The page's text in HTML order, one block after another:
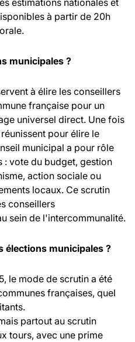
estimations nationales et
à partir de 20h
municipales ?
à élire les conseillers
française pour un
universel direct. Une fois
pour élire le
municipal a pour rôle
: vote du budget, gestion
action sociale ou
locaux. Ce scrutin
conseillers
sein de l'intercommunalité.
élections municipales ?
le mode de scrutin a été
françaises, quel
partout au scrutin
tours, avec une prime